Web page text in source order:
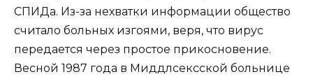
СПИДа. Из-за нехватки информации общество
считало больных изгоями, веря, что вирус
передается через простое прикосновение.
Весной 1987 года в Миддлсексской больнице